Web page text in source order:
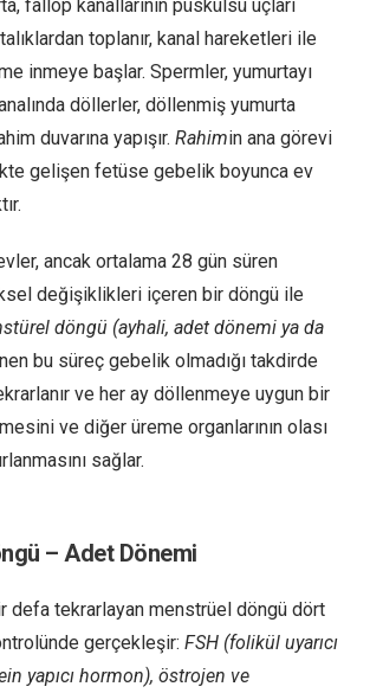
fallop kanallarının püskülsü uçları
toplanır, kanal hareketleri ile
inmeye başlar. Spermler, yumurtayı
döllerler, döllenmiş yumurta
duvarına yapışır. Rahimin ana görevi
gelişen fetüse gebelik boyunca ev
ancak ortalama 28 gün süren
değişiklikleri içeren bir döngü ile
döngü (ayhali, adet dönemi ya da
bu süreç gebelik olmadığı takdirde
ve her ay döllenmeye uygun bir
ve diğer üreme organlarının olası
sağlar.
– Adet Dönemi
defa tekrarlayan menstrüel döngü dört
gerçekleşir: FSH (folikül uyarıcı
yapıcı hormon), östrojen ve